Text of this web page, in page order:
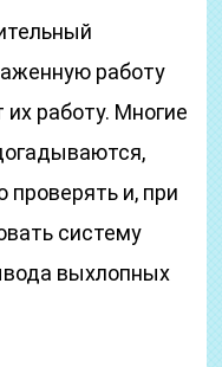
работу
их работу. Многие
проверять и, при
систему
выхлопных